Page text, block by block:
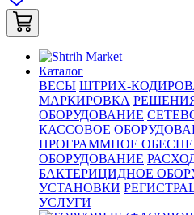
Каталог
ВЕСЫ ШТРИХ-
МАРКИРОВКА
ОБОРУДОВАНИЕ
КАССОВОЕ
ПРОГРАММНОЕ
ОБОРУДОВАНИЕ
БАКТЕРИЦИДНОЕ
УСТАНОВКИ
УСЛУГИ